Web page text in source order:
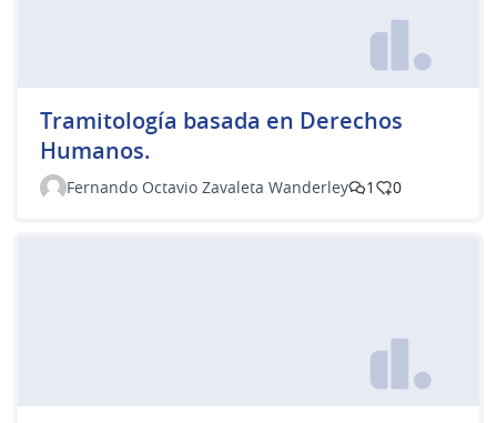
Tramitología basada en Derechos
Humanos.
Fernando Octavio Zavaleta Wanderley 1 0